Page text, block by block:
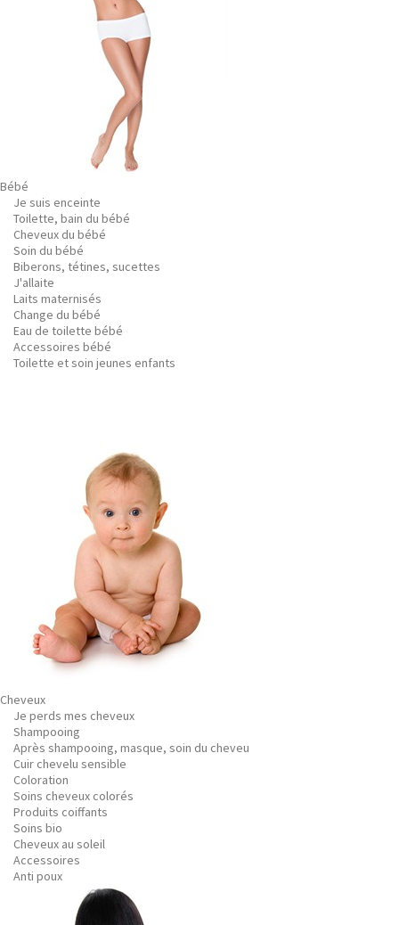
Bébé
Je suis enceinte
Toilette, bain du bébé
Cheveux du bébé
Soin du bébé
Biberons, tétines, sucettes
J'allaite
Laits maternisés
Change du bébé
Eau de toilette bébé
Accessoires bébé
Toilette et soin jeunes enfants
Cheveux
Je perds mes cheveux
Shampooing
Après shampooing, masque, soin du cheveu
Cuir chevelu sensible
Coloration
Soins cheveux colorés
Produits coiffants
Soins bio
Cheveux au soleil
Accessoires
Anti poux